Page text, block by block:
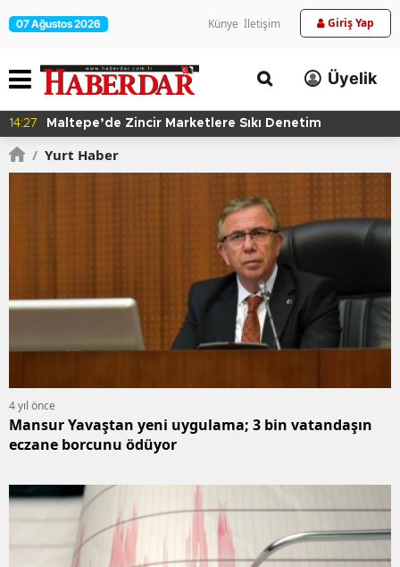
07 Ağustos 2026 Künye İletişim Giriş Yap
Üyelik
14:14
Gaziosmanpaşa Spor Kulübü'nden Gururlandıran
/ Yurt Haber
4 yıl önce
Mansur Yavaştan yeni uygulama; 3 bin vatandaşın
eczane borcunu ödüyor